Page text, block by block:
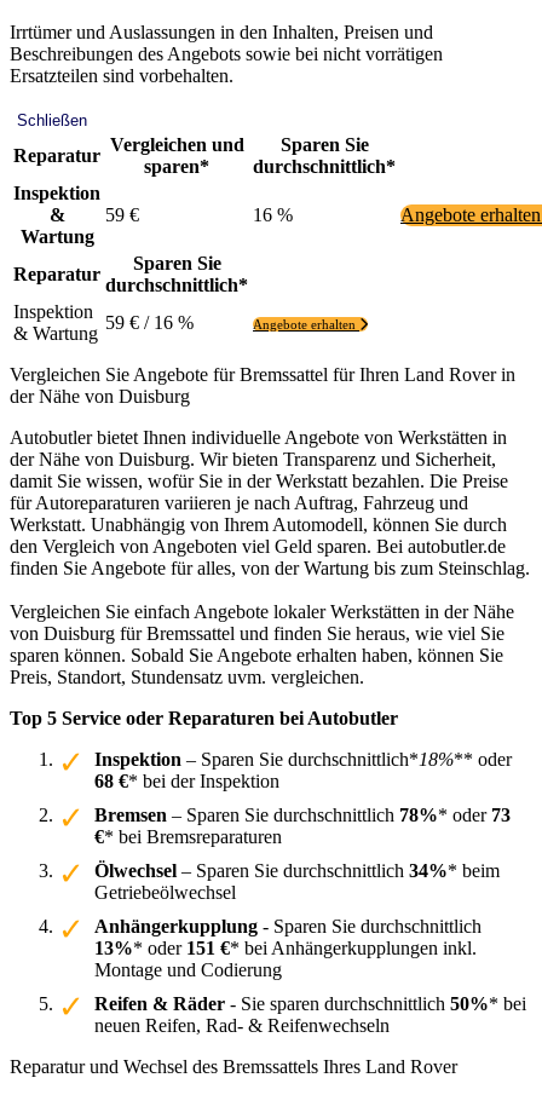
Irrtümer und Auslassungen in den Inhalten, Preisen und
Beschreibungen des Angebots sowie bei nicht vorrätigen
Ersatzteilen sind vorbehalten.
Schließen
Reparatur
Vergleichen und
sparen*
Sparen Sie
durchschnittlich*
Inspektion
&
Wartung
59 € 16 % Angebote
Reparatur
Sparen Sie
durchschnittlich*
Inspektion
& Wartung
59 € / 16 % Angebote erhalten
Vergleichen Sie Angebote für Bremssattel für Ihren Land Rover in
der Nähe von Duisburg
Autobutler bietet Ihnen individuelle Angebote von Werkstätten in
der Nähe von Duisburg. Wir bieten Transparenz und Sicherheit,
damit Sie wissen, wofür Sie in der Werkstatt bezahlen. Die Preise
für Autoreparaturen variieren je nach Auftrag, Fahrzeug und
Werkstatt. Unabhängig von Ihrem Automodell, können Sie durch
den Vergleich von Angeboten viel Geld sparen. Bei autobutler.de
finden Sie Angebote für alles, von der Wartung bis zum Steinschlag.
Vergleichen Sie einfach Angebote lokaler Werkstätten in der Nähe
von Duisburg für Bremssattel und finden Sie heraus, wie viel Sie
sparen können. Sobald Sie Angebote erhalten haben, können Sie
Preis, Standort, Stundensatz uvm. vergleichen.
Top 5 Service oder Reparaturen bei Autobutler
Inspektion – Sparen Sie durchschnittlich*18%** oder
68 €* bei der Inspektion
Bremsen – Sparen Sie durchschnittlich 78%* oder 73
€* bei Bremsreparaturen
Ölwechsel – Sparen Sie durchschnittlich 34%* beim
Getriebeölwechsel
Anhängerkupplung - Sparen Sie durchschnittlich
13%* oder 151 €* bei Anhängerkupplungen inkl.
Montage und Codierung
Reifen & Räder - Sie sparen durchschnittlich 50%* bei
neuen Reifen, Rad- & Reifenwechseln
Reparatur und Wechsel des Bremssattels Ihres Land Rover